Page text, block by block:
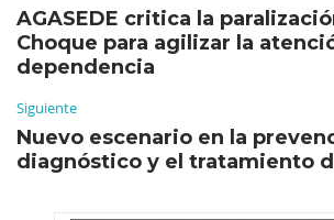
AGASEDE critica la
Choque para agilizar la
dependencia
Siguiente
Nuevo escenario en la
diagnóstico y el tratamiento